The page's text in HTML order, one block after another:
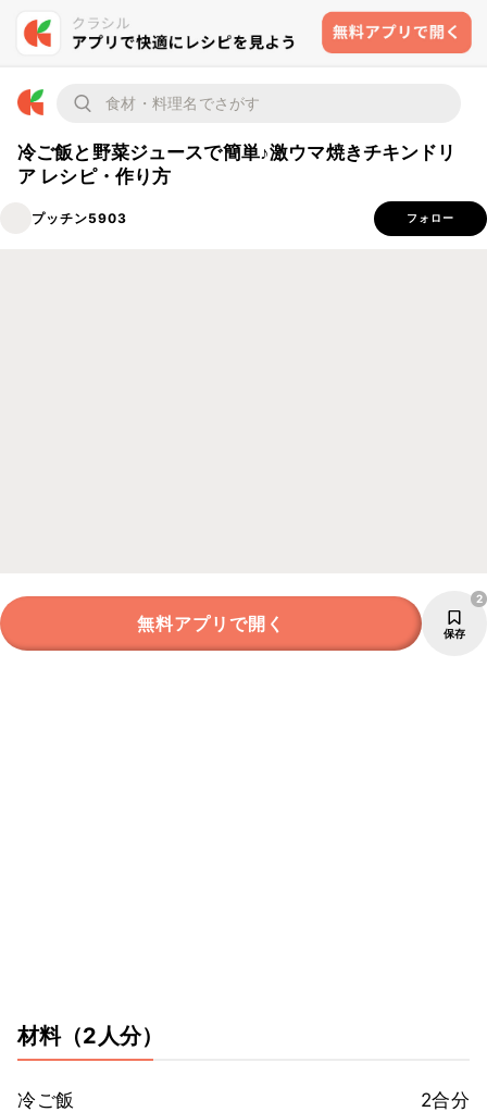
冷ご飯と野菜ジュースで簡単♪激ウマ焼きチキンドリ
ア レシピ・作り方
プッチン5903 フォロー
無料アプリで開く 保存
2
材料（2人分）
冷ご飯
2合分